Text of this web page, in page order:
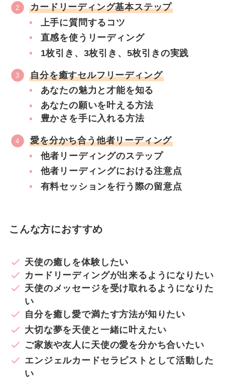
カードリーディング基本ステップ
上手に質問するコツ
直感を使うリーディング
1枚引き、3枚引き、5枚引きの実践
自分を癒すセルフリーディング
あなたの魅力と才能を知る
あなたの願いを叶える方法
豊かさを手に入れる方法
愛を分かち合う他者リーディング
他者リーディングのステップ
他者リーディングにおける注意点
有料セッションを行う際の留意点
こんな方におすすめ
天使の癒しを体験したい
カードリーディングが出来るようになりたい
天使のメッセージを受け取れるようになりた
い
自分を癒し愛で満たす方法が知りたい
大切な夢を天使と一緒に叶えたい
ご家族や友人に天使の愛を分かち合いたい
エンジェルカードセラピストとして活動した
い